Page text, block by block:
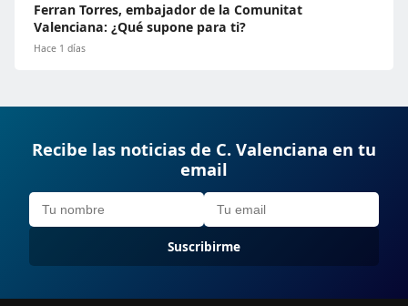
Ferran Torres, embajador de la Comunitat
Valenciana: ¿Qué supone para ti?
Hace 1 días
Recibe las noticias de C. Valenciana en tu
email
Suscribirme